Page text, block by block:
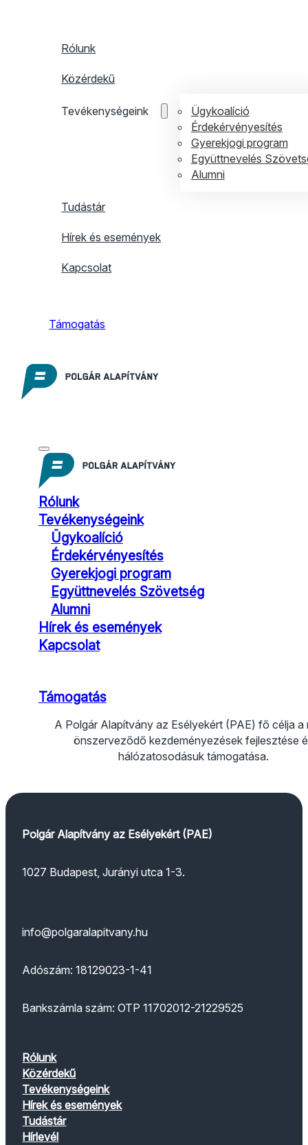
Rólunk
Közérdekű
Tevékenységeink
Ügykoalíció
Érdekérvényesítés
Gyerekjogi program
Együttnevelés
Alumni
Tudástár
Hírek és események
Kapcsolat
Támogatás
Rólunk
Tevékenységeink
Ügykoalíció
Érdekérvényesítés
Gyerekjogi program
Együttnevelés Szövetség
Alumni
Hírek és események
Kapcsolat
Támogatás
A Polgár Alapítvány az Esélyekért (PAE) fő célja a
önszerveződő kezdeményezések fejlesztése
hálózatosodásuk támogatása.
Polgár Alapítvány az Esélyekért (PAE)
1027 Budapest, Jurányi utca 1-3.
info@polgaralapitvany.hu
Adószám: 18129023-1-41
Bankszámla szám: OTP 11702012-21229525
Rólunk
Közérdekű
Tevékenységeink
Hírek és események
Tudástár
Hírlevél